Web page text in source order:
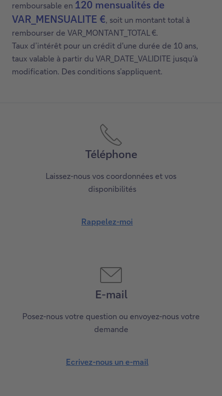
un achat immobilieravec amortissement du
capital (garanti par des titres mobiliers). Si votre
demande de prêt est acceptée, vous pourriez
emprunter un montant de 200.000 € sur10 ansà un
taux annuel effectif global (TAEG)
deVAR_TAEG%(taux débiteurfixe:
rembourser de VAR_MONTANT_TOTAL €.
Taux d’intérêt pour un crédit d'une durée de 10 ans,
taux valable à partir du VAR_DATE_VALIDITE jusqu’à
Laissez-nous vos coordonnées et vos
disponibilités
Rappelez-moi